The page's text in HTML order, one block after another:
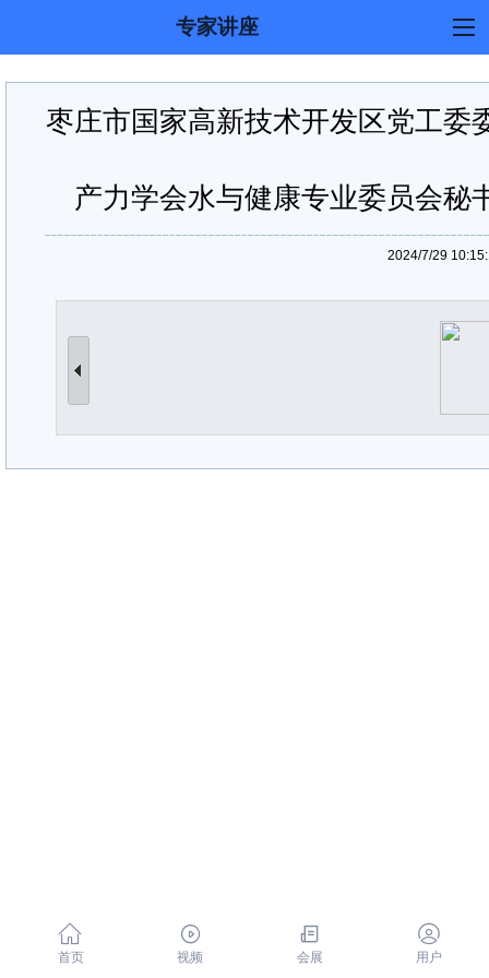
专家讲座
产品展示 活动论坛 专家讲座 合作伙伴
枣庄市国家高新技术开发区党工委
产力学会水与健康专业委员会秘
2024/7/29

首页

视频

会展

用户